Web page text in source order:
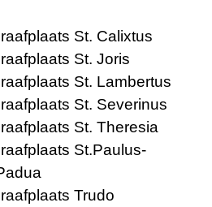
St. Calixtus
St. Joris
St. Lambertus
St. Severinus
St. Theresia
St.Paulus-
Trudo